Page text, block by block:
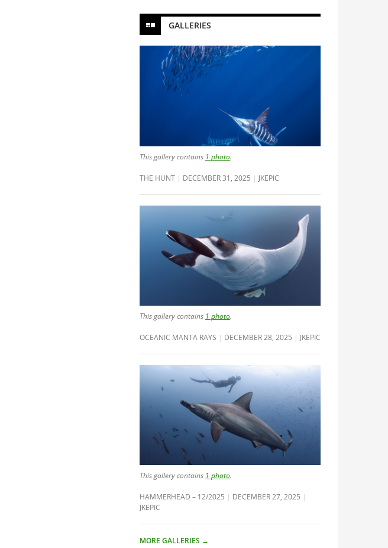
GALLERIES
This gallery contains 1 photo.
THE HUNT DECEMBER 31, 2025 JKEPIC
This gallery contains 1 photo.
OCEANIC MANTA RAYS DECEMBER 28, 2025 JKEPIC
This gallery contains 1 photo.
HAMMERHEAD – 12/2025 DECEMBER 27, 2025
JKEPIC
MORE GALLERIES →